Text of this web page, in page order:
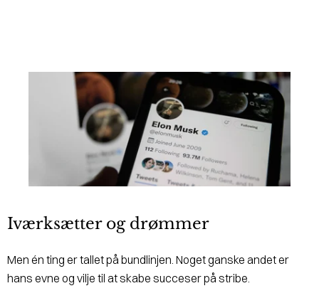
Iværksætter og drømmer
Men én ting er tallet på bundlinjen. Noget ganske andet er
hans evne og vilje til at skabe succeser på stribe.